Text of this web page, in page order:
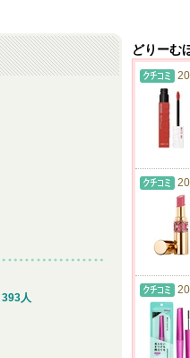
393人
どりーむ